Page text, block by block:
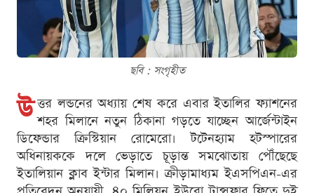
ছবি : সংগৃহীত
উ ত্তর লন্ডনের অধ্যায় শেষ করে এবার ইতালির ফ্যাশনের
শহর মিলানে নতুন ঠিকানা গড়তে যাচ্ছেন আর্জেন্টাইন
ডিফেন্ডার ক্রিস্টিয়ান রোমেরো। টটেনহ্যাম হটস্পারের
অধিনায়ককে দলে ভেড়াতে চূড়ান্ত সমঝোতায় পৌঁছেছে
ইতালিয়ান ক্লাব ইন্টার মিলান। ক্রীড়ামাধ্যম ইএসপিএন-এর